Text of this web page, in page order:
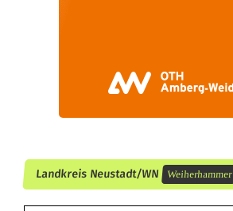
Landkreis Neustadt/WN Weiherhammer